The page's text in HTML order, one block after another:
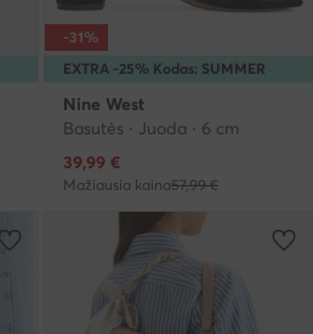
EXTRA -25% Kodas: SUMMER
-31%
Nine West
Basutės · Juoda · 6 cm
Dabartinė kaina
39,99 €
Mažiausia kaina57,99 €